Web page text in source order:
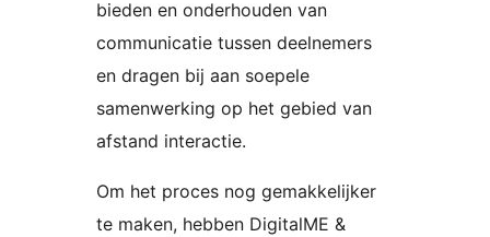
bieden en onderhouden van
communicatie tussen deelnemers
en dragen bij aan soepele
samenwerking op het gebied van
afstand interactie.
Om het proces nog gemakkelijker
te maken, hebben DigitalME &